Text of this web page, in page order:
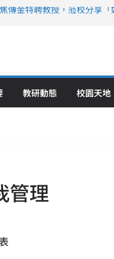
傳金特聘教授，蒞校分享
羅馬尼亞歐洲盃國際發明
教育創新獲國際肯定
教研動態 校園天地
管理